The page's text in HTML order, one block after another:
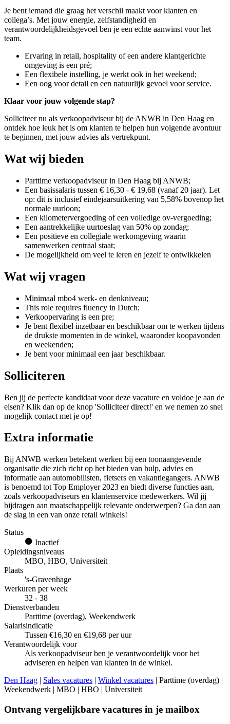
Je bent iemand die graag het verschil maakt voor klanten en
collega’s. Met jouw energie, zelfstandigheid en
verantwoordelijkheidsgevoel ben je een echte aanwinst voor het
team.
Ervaring in retail, hospitality of een andere klantgerichte
omgeving is een pré;
Een flexibele instelling, je werkt ook in het weekend;
Een oog voor detail en een natuurlijk gevoel voor service.
Klaar voor jouw volgende stap?
Solliciteer nu als verkoopadviseur bij de ANWB in Den Haag en
ontdek hoe leuk het is om klanten te helpen hun volgende avontuur
te beginnen, met jouw advies als vertrekpunt.
Wat wij bieden
Parttime verkoopadviseur in Den Haag bij ANWB;
Een basissalaris tussen € 16,30 - € 19,68 (vanaf 20 jaar). Let
op: dit is inclusief eindejaarsuitkering van 5,58% bovenop het
normale uurloon;
Een kilometervergoeding of een volledige ov-vergoeding;
Een aantrekkelijke uurtoeslag van 50% op zondag;
Een positieve en collegiale werkomgeving waarin
samenwerken centraal staat;
De mogelijkheid om veel te leren en jezelf te ontwikkelen
Wat wij vragen
Minimaal mbo4 werk- en denkniveau;
This role requires fluency in Dutch;
Verkoopervaring is een pre;
Je bent flexibel inzetbaar en beschikbaar om te werken tijdens
de drukste momenten in de winkel, waaronder koopavonden
en weekenden;
Je bent voor minimaal een jaar beschikbaar.
Solliciteren
Ben jij de perfecte kandidaat voor deze vacature en voldoe je aan de
eisen? Klik dan op de knop 'Solliciteer direct!' en we nemen zo snel
mogelijk contact met je op!
Extra informatie
Bij ANWB werken betekent werken bij een toonaangevende
organisatie die zich richt op het bieden van hulp, advies en
informatie aan automobilisten, fietsers en vakantiegangers. ANWB
is benoemd tot Top Employer 2023 en biedt diverse functies aan,
zoals verkoopadviseurs en klantenservice medewerkers. Wil jij
bijdragen aan maatschappelijk relevante onderwerpen? Ga dan aan
de slag in een van onze retail winkels!
Status
Inactief
Opleidingsniveaus
MBO, HBO, Universiteit
Plaats
's-Gravenhage
Werkuren per week
32 - 38
Dienstverbanden
Parttime (overdag), Weekendwerk
Salarisindicatie
Tussen €16,30 en €19,68 per uur
Verantwoordelijk voor
Als verkoopadviseur ben je verantwoordelijk voor het
adviseren en helpen van klanten in de winkel.
Den Haag | Sales vacatures | Winkel vacatures | Parttime (overdag) |
Weekendwerk | MBO | HBO | Universiteit
Ontvang vergelijkbare vacatures in je mailbox